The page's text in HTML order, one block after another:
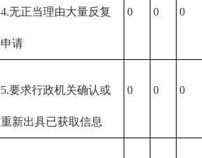
4.无正当理由大量反复
申请
0 0 0
5.要求行政机关确认或
重新出具已获取信息
0 0 0